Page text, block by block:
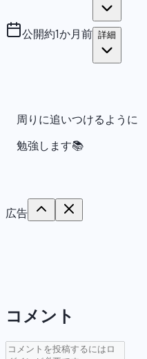
公開約1か月前 詳細
周りに追いつけるように
勉強します📚
広告
コメント